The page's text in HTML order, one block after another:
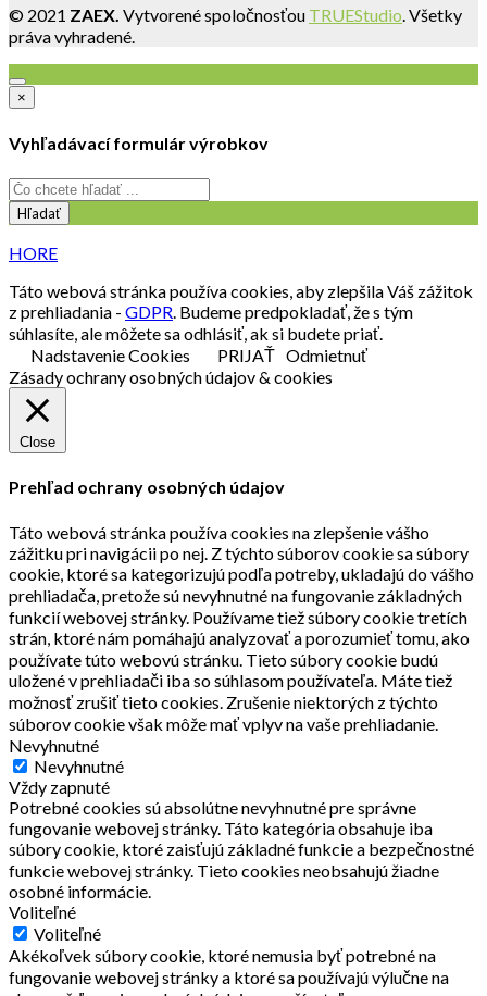
© 2021 ZAEX. Vytvorené spoločnosťou TRUEStudio. Všetky
práva vyhradené.
×
Vyhľadávací formulár výrobkov
Hľadať
HORE
Táto webová stránka používa cookies, aby zlepšila Váš zážitok
z prehliadania - GDPR. Budeme predpokladať, že s tým
súhlasíte, ale môžete sa odhlásiť, ak si budete priať.
Nadstavenie Cookies
PRIJAŤ Odmietnuť
Zásady ochrany osobných údajov & cookies
Close
Prehľad ochrany osobných údajov
Táto webová stránka používa cookies na zlepšenie vášho
zážitku pri navigácii po nej. Z týchto súborov cookie sa súbory
cookie, ktoré sa kategorizujú podľa potreby, ukladajú do vášho
prehliadača, pretože sú nevyhnutné na fungovanie základných
funkcií webovej stránky. Používame tiež súbory cookie tretích
strán, ktoré nám pomáhajú analyzovať a porozumieť tomu, ako
používate túto webovú stránku. Tieto súbory cookie budú
uložené v prehliadači iba so súhlasom používateľa. Máte tiež
možnosť zrušiť tieto cookies. Zrušenie niektorých z týchto
súborov cookie však môže mať vplyv na vaše prehliadanie.
Nevyhnutné
Nevyhnutné
Vždy zapnuté
Potrebné cookies sú absolútne nevyhnutné pre správne
fungovanie webovej stránky. Táto kategória obsahuje iba
súbory cookie, ktoré zaisťujú základné funkcie a bezpečnostné
funkcie webovej stránky. Tieto cookies neobsahujú žiadne
osobné informácie.
Voliteľné
Voliteľné
Akékoľvek súbory cookie, ktoré nemusia byť potrebné na
fungovanie webovej stránky a ktoré sa používajú výlučne na